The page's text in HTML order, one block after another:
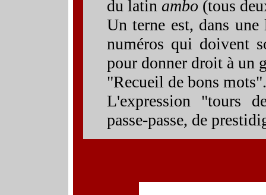
du latin ambo (tous
Un terne est, dans
numéros qui doivent
pour donner droit à un
"Recueil de bons mots".
L'expression "tours
passe-passe, de